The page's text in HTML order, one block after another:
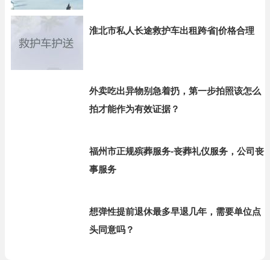
淮北市私人长途救护车出租跨省|价格合理
外卖吃出异物别急着扔，第一步拍照该怎么
拍才能作为有效证据？
福州市正规殡葬服务-丧葬礼仪服务，公司丧
事服务
想弹性提前退休最多早退几年，需要单位点
头同意吗？